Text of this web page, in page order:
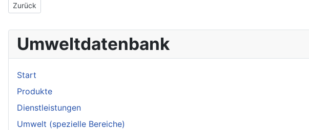
Vorheriger Beitrag: Glucose
Zurück
Umweltdatenbank
Start
Produkte
Dienstleistungen
Umwelt (spezielle Bereiche)